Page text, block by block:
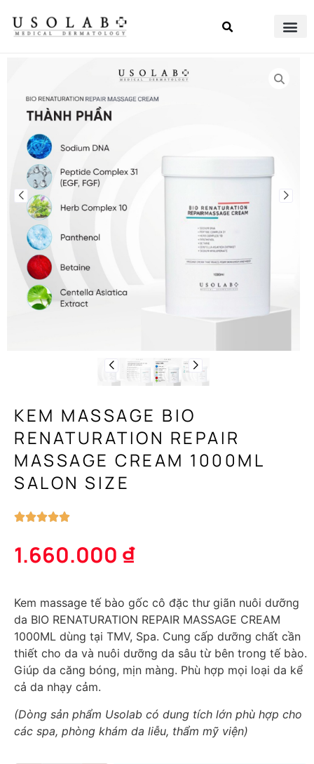
KEM MASSAGE BIO
RENATURATION REPAIR
MASSAGE CREAM 1000ML
SALON SIZE
1.660.000 ₫
Kem massage tế bào gốc cô đặc thư giãn nuôi dưỡng
da BIO RENATURATION REPAIR MASSAGE CREAM
1000ML dùng tại TMV, Spa. Cung cấp dưỡng chất cần
thiết cho da và nuôi dưỡng da sâu từ bên trong tế bào.
Giúp da căng bóng, mịn màng. Phù hợp mọi loại da kể
cả da nhạy cảm.
(Dòng sản phẩm Usolab có dung tích lớn phù hợp cho
các spa, phòng khám da liễu, thẩm mỹ viện)